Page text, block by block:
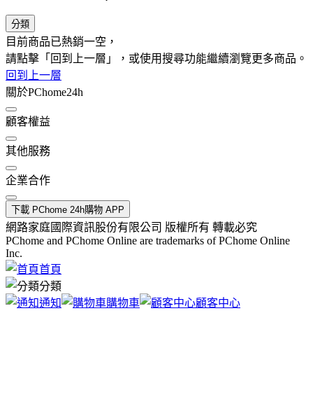
分類
目前商品已熱銷一空，
請點擊「回到上一層」，或使用搜尋功能繼續瀏覽更多商品。
回到上一層
關於PChome24h
顧客權益
其他服務
企業合作
下載 PChome 24h購物 APP
網路家庭國際資訊股份有限公司 版權所有 轉載必究
PChome and PChome Online are trademarks of PChome Online
Inc.
首頁
分類
通知
購物車 顧客中心